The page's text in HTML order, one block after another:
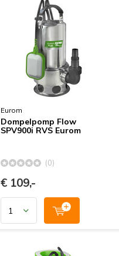
Eurom
Dompelpomp Flow
SPV900i RVS Eurom
(0)
€ 109,-